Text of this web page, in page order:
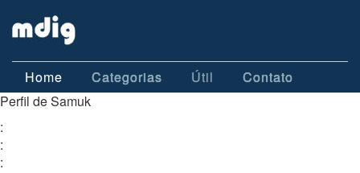
Home Categorias Útil
Contato
Perfil de Samuk
:
:
: